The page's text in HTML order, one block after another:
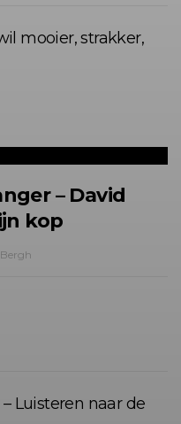
mooier, strakker,
– David
kop
Luisteren naar de